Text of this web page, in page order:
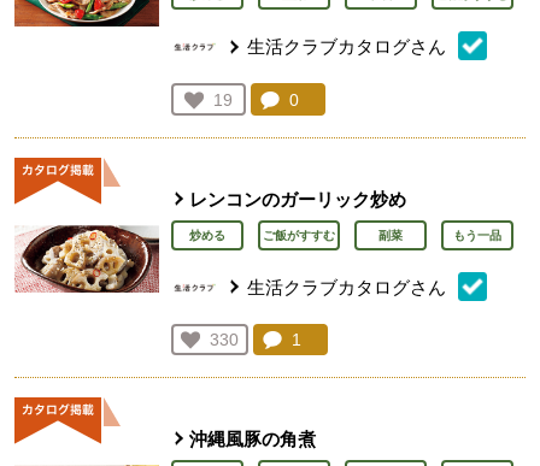
生活クラブカタログさん
お気に入り登録：
19
人が登録
コメント：
0
レンコンのガーリック炒め
炒める ご飯がすすむ 副菜 もう一品
生活クラブカタログさん
お気に入り登録：
330
人が登録
コメント：
1
沖縄風豚の角煮